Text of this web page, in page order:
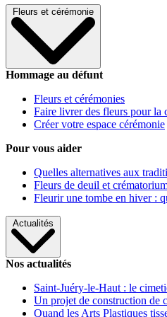
Fleurs et cérémonie
Hommage au défunt
Fleurs et cérémonies
Faire livrer des fleurs pour la
Créer votre espace cérémonie
Pour vous aider
Quelles alternatives aux
Fleurs de deuil et
Fleurir une tombe en hiver :
Actualités
Nos actualités
Saint-Juéry-le-Haut : le
Un projet de construction de
Quand les Arts Plastiques